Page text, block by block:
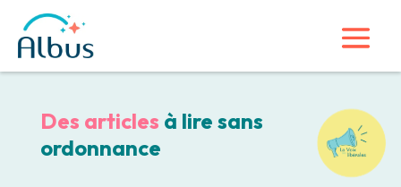
Des articles à lire sans
ordonnance